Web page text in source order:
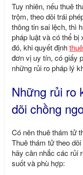
Tuy nhiên, nếu thuê
trộm, theo dõi trái
thông tin sai lệch, thì
pháp luật và có thể
đó, khi quyết định
đơn vị uy tín, có giấy
những rủi ro pháp lý
Những rủi ro
dõi chồng
Có nên thuê thám tử
Thuê thám tử theo
hãy cân nhắc các rủi
suốt và phù hợp: